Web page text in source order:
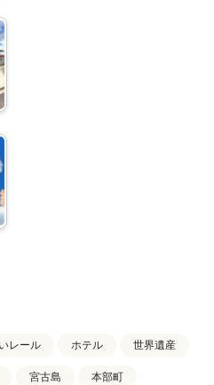
レール ホテル 世界遺産
宮古島 本部町